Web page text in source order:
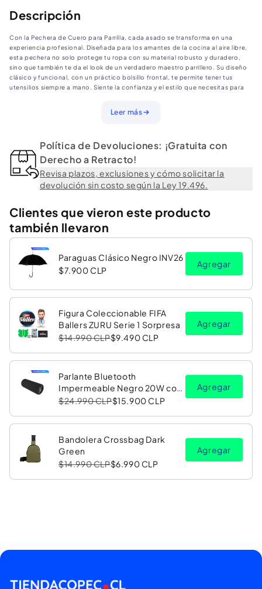
Parrilla
Bolsillo
y
Tiras
Ajustables
Parrilla
Bolsillo
y
Tiras
Ajustables
Descripción
Con la Pechera de Cuero para Parrilla, cada asado se transforma en una
experiencia profesional. Diseñada para los amantes de la cocina al aire libre,
esta pechera no solo protege tu ropa con su material robusto y duradero,
sino que también te da el look de un verdadero maestro parrillero. Su diseño
clásico y funcional, con un práctico bolsillo frontal, te permite tener tus
utensilios siempre a mano. Siente la confianza y el estilo que necesitas para
• Talla: Ajustable con tiras en cuello y cintura.
• Género: Unisex.
• Bolsillo: 1 bolsillo frontal para utensilios.
• Uso: Ideal para parrilla, cocina y talleres.
• Curva de Medidas: 80 cm de alto x 60 cm de ancho (cuerpo principal).
máquina. Se recomienda aplicar productos para el cuidado del cuero
periódicamente.
Leer más
Política de Devoluciones: ¡Gratuita con
Derecho a Retracto!
Revisa plazos, exclusiones y cómo solicitar la
devolución sin costo según la Ley 19.496.
Clientes que vieron este producto
también llevaron
Paraguas Clásico Negro INV26
$7.900 CLP
Agregar
Figura Coleccionable FIFA
Ballers ZURU Serie 1 Sorpresa
$14.990 CLP$9.490 CLP
Agregar
Parlante Bluetooth
Impermeable Negro 20W con
Luz LED RGB PV26 Copec
$24.990 CLP$15.900 CLP
Agregar
Bandolera Crossbag Dark
Green
$14.990 CLP$6.990 CLP
Agregar